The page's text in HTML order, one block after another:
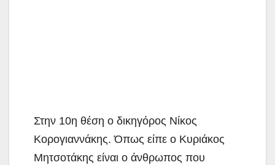
Στην 10η θέση ο δικηγόρος Νίκος
Κορογιαννάκης. Όπως είπε ο Κυριάκος
Μητσοτάκης είναι ο άνθρωπος που